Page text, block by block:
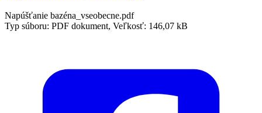
Napúšťanie bazéna_vseobecne.pdf
Typ súboru: PDF dokument, Veľkosť: 146,07 kB